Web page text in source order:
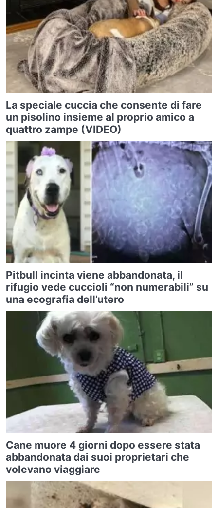
La speciale cuccia che consente di fare
un pisolino insieme al proprio amico a
quattro zampe (VIDEO)
Pitbull incinta viene abbandonata, il
rifugio vede cuccioli “non numerabili” su
una ecografia dell’utero
Cane muore 4 giorni dopo essere stata
abbandonata dai suoi proprietari che
volevano viaggiare